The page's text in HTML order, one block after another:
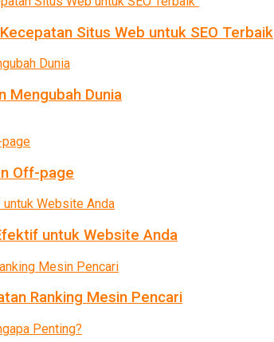
Situs Web untuk SEO Terbaik
Mengubah Dunia
Off-page
untuk Website Anda
Ranking Mesin Pencari